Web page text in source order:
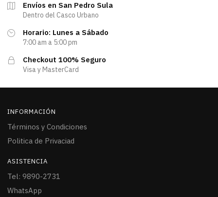
Envíos en San Pedro Sula
Dentro del Casco Urbano
Horario: Lunes a Sábado
7:00 am a 5:00 pm
Checkout 100% Seguro
Visa y MasterCard
INFORMACIÓN
Términos y Condiciones
Politica de Privaciad
ASISTENCIA
Tel: 9890-2731
WhatsApp